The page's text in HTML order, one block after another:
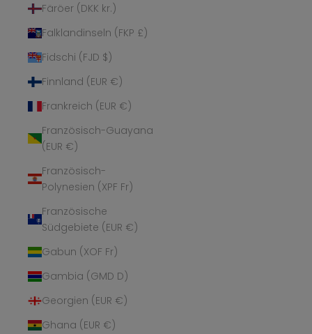
Färöer (DKK kr.)
Falklandinseln (FKP £)
Fidschi (FJD $)
Finnland (EUR €)
Frankreich (EUR €)
Französisch-Guayana
(EUR €)
Französisch-
Polynesien (XPF Fr)
Französische
Südgebiete (EUR €)
Gabun (XOF Fr)
Gambia (GMD D)
Georgien (EUR €)
Ghana (EUR €)